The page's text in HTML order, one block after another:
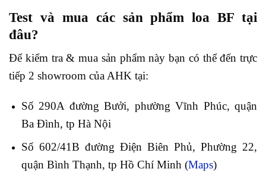
Test và mua các sản phẩm loa BF tại
đâu?
Để kiểm tra & mua sản phẩm này bạn có thể đến trực
tiếp 2 showroom của AHK tại:
Số 290A đường Bưởi, phường Vĩnh Phúc, quận
Ba Đình, tp Hà Nội
Số 602/41B đường Điện Biên Phủ, Phường 22,
quận Bình Thạnh, tp Hồ Chí Minh (Maps)